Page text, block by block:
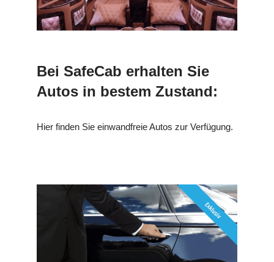
Bei SafeCab erhalten Sie
Autos in bestem Zustand:
Hier finden Sie einwandfreie Autos zur Verfügung.